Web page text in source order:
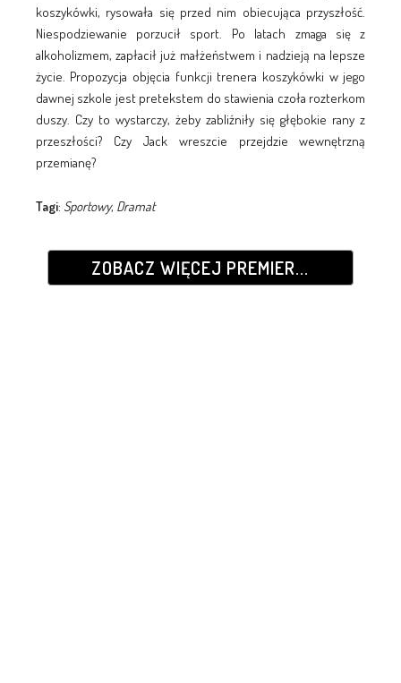
koszykówki, rysowała się przed nim obiecująca przyszłość.
Niespodziewanie porzucił sport. Po latach zmaga się z
alkoholizmem, zapłacił już małżeństwem i nadzieją na lepsze
życie. Propozycja objęcia funkcji trenera koszykówki w jego
dawnej szkole jest pretekstem do stawienia czoła rozterkom
duszy. Czy to wystarczy, żeby zabliźniły się głębokie rany z
przeszłości? Czy Jack wreszcie przejdzie wewnętrzną
przemianę?
Tagi: Sportowy, Dramat
ZOBACZ WIĘCEJ PREMIER...